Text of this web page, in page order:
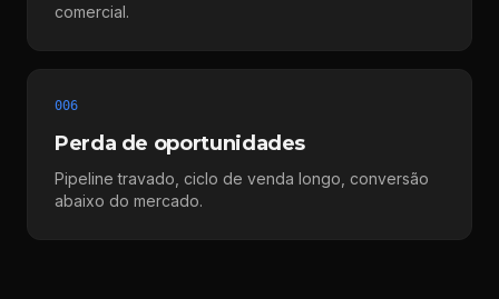
comercial.
006
Perda de oportunidades
Pipeline travado, ciclo de venda longo, conversão
abaixo do mercado.